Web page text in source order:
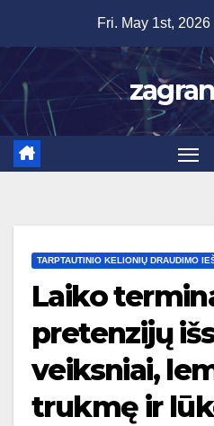
content
Fri. May 1st, 2026
TARPTAUTINIO KELIONIŲ DRAUDIMO
Laiko
pretenzijų
veiksniai,
trukmę ir